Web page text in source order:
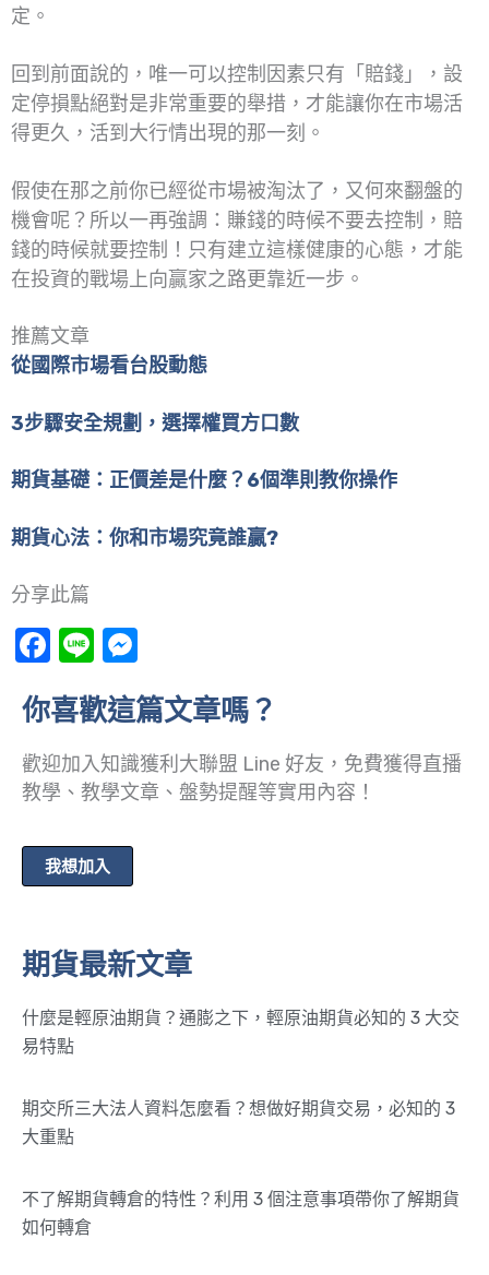
定。
回到前面說的，唯一可以控制因素只有「賠錢」，設
定停損點絕對是非常重要的舉措，才能讓你在市場活
得更久，活到大行情出現的那一刻。
假使在那之前你已經從市場被淘汰了，又何來翻盤的
機會呢？所以一再強調：賺錢的時候不要去控制，賠
錢的時候就要控制！只有建立這樣健康的心態，才能
在投資的戰場上向贏家之路更靠近一步。
推薦文章
從國際市場看台股動態
3步驟安全規劃，選擇權買方口數
期貨基礎：正價差是什麼？6個準則教你操作
期貨心法：你和市場究竟誰贏?
分享此篇
Facebook
Line
你喜歡這篇文章嗎？
歡迎加入知識獲利大聯盟 Line 好友，免費獲得直播
教學、教學文章、盤勢提醒等實用內容！
我想加入
期貨最新文章
什麼是輕原油期貨？通膨之下，輕原油期貨必知的 3 大交
易特點
期交所三大法人資料怎麼看？想做好期貨交易，必知的 3
大重點
不了解期貨轉倉的特性？利用 3 個注意事項帶你了解期貨
如何轉倉